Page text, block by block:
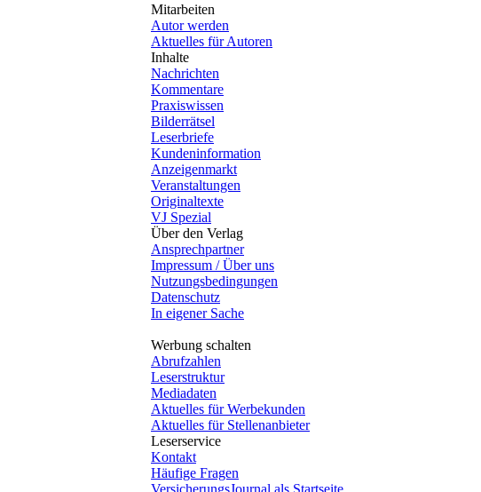
Mitarbeiten
Autor werden
Aktuelles für Autoren
Inhalte
Nachrichten
Kommentare
Praxiswissen
Bilderrätsel
Leserbriefe
Kundeninformation
Anzeigenmarkt
Veranstaltungen
Originaltexte
VJ Spezial
Über den Verlag
Ansprechpartner
Impressum / Über uns
Nutzungsbedingungen
Datenschutz
In eigener Sache
Werbung schalten
Abrufzahlen
Leserstruktur
Mediadaten
Aktuelles für Werbekunden
Aktuelles für Stellenanbieter
Leserservice
Kontakt
Häufige Fragen
VersicherungsJournal als Startseite